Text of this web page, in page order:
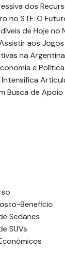
dos
no STF: O
de Hoje no
aos
na
e
Intensifica
Busca de
Beneficio
Sedanes
SUVs